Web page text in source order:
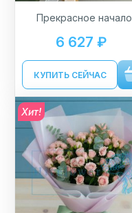
Прекрасное начало
6 627 ₽
КУПИТЬ СЕЙЧАС
Хит!